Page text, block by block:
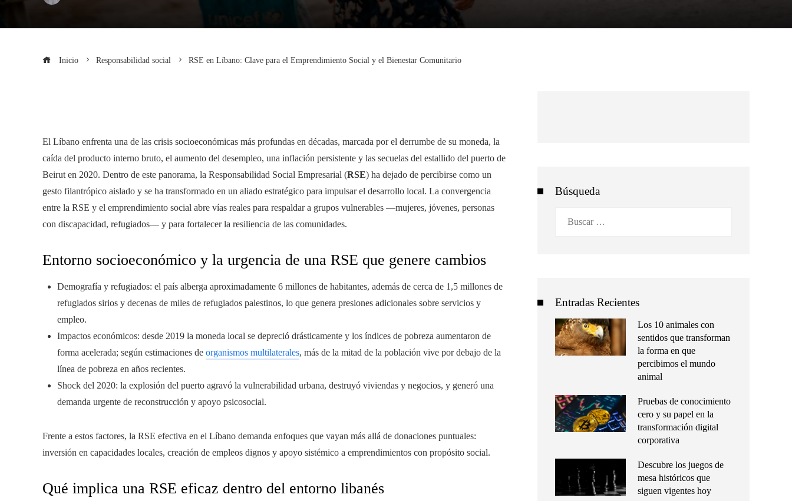
Inicio Responsabilidad social RSE en Líbano: Clave para el Emprendimiento Social y el Bienestar Comunitario
El Líbano enfrenta una de las crisis socioeconómicas más profundas en décadas, marcada por el derrumbe de su moneda, la
caída del producto interno bruto, el aumento del desempleo, una inflación persistente y las secuelas del estallido del puerto de
Beirut en 2020. Dentro de este panorama, la Responsabilidad Social Empresarial (RSE) ha dejado de percibirse como un
gesto filantrópico aislado y se ha transformado en un aliado estratégico para impulsar el desarrollo local. La convergencia
entre la RSE y el emprendimiento social abre vías reales para respaldar a grupos vulnerables —mujeres, jóvenes, personas
con discapacidad, refugiados— y para fortalecer la resiliencia de las comunidades.
Entorno socioeconómico y la urgencia de una RSE que genere cambios
Demografía y refugiados: el país alberga aproximadamente 6 millones de habitantes, además de cerca de 1,5 millones de
refugiados sirios y decenas de miles de refugiados palestinos, lo que genera presiones adicionales sobre servicios y
empleo.
Impactos económicos: desde 2019 la moneda local se depreció drásticamente y los índices de pobreza aumentaron de
forma acelerada; según estimaciones de organismos multilaterales, más de la mitad de la población vive por debajo de la
línea de pobreza en años recientes.
Shock del 2020: la explosión del puerto agravó la vulnerabilidad urbana, destruyó viviendas y negocios, y generó una
demanda urgente de reconstrucción y apoyo psicosocial.
Frente a estos factores, la RSE efectiva en el Líbano demanda enfoques que vayan más allá de donaciones puntuales:
inversión en capacidades locales, creación de empleos dignos y apoyo sistémico a emprendimientos con propósito social.
Qué implica una RSE eficaz dentro del entorno libanés
Búsqueda
Entradas Recientes
Los 10 animales con
sentidos que transforman
la forma en que
percibimos el mundo
animal
Pruebas de conocimiento
cero y su papel en la
transformación digital
corporativa
Descubre los juegos de
mesa históricos que
siguen vigentes hoy